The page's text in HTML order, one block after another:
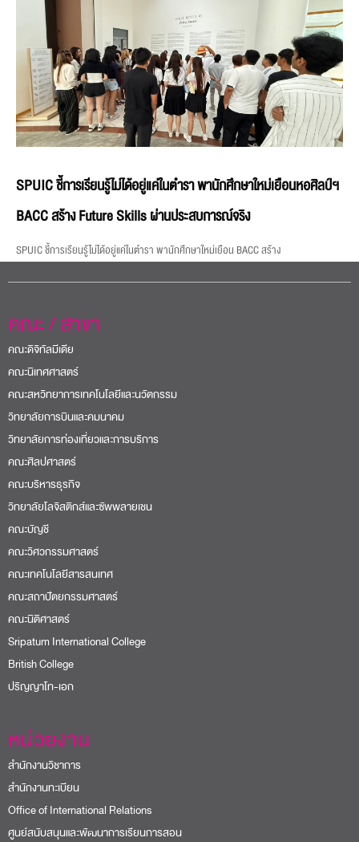
SPUIC ชี้การเรียนรู้ไม่ได้อยู่แค่ในตำรา พานักศึกษาใหม่เยือนหอศิลป์ฯ
BACC สร้าง Future Skills ผ่านประสบการณ์จริง
SPUIC ชี้การเรียนรู้ไม่ได้อยู่แค่ในตำรา พานักศึกษาใหม่เยือน BACC สร้าง
คณะ / สาขา
คณะดิจิทัลมีเดีย
คณะนิเทศศาสตร์
คณะสหวิทยาการเทคโนโลยีและนวัตกรรม
วิทยาลัยการบินและคมนาคม
วิทยาลัยการท่องเที่ยวและการบริการ
คณะศิลปศาสตร์
คณะบริหารธุรกิจ
วิทยาลัยโลจิสติกส์และซัพพลายเชน
คณะบัญชี
คณะวิศวกรรมศาสตร์
คณะเทคโนโลยีสารสนเทศ
คณะสถาปัตยกรรมศาสตร์
คณะนิติศาสตร์
Sripatum International College
British College
ปริญญาโท-เอก
หน่วยงาน
สำนักงานวิชาการ
สำนักงานทะเบียน
Office of International Relations
ศูนย์สนับสนุนและพัฒนาการเรียนการสอน